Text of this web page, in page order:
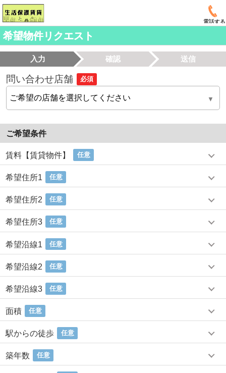
電話する
希望物件リクエスト
入力 確認 送信
問い合わせ店舗 必須
ご希望条件
賃料【賃貸物件】 任意
希望住所1 任意
希望住所2 任意
希望住所3 任意
希望沿線1 任意
希望沿線2 任意
希望沿線3 任意
面積 任意
駅からの徒歩 任意
築年数 任意